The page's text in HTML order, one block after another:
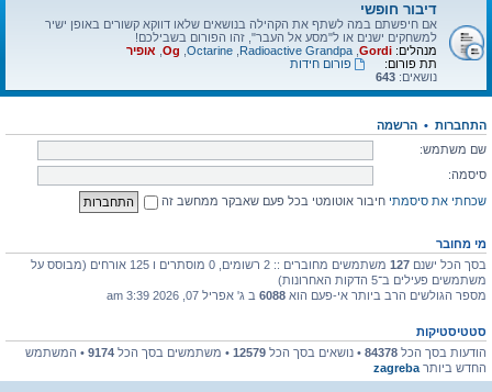
דיבור חופשי
אם חיפשתם במה לשתף את הקהילה בנושאים שלאו דווקא קשורים באופן ישיר
למשחקים ישנים או ל"מסע אל העבר", זהו הפורום בשבילכם!
מנהלים: Gordi
Radioactive Grandpa
Octarine
Og אופיר
תת פורום:
פורום חידות
נושאים: 643
התחברות • הרשמה
שם משתמש:
סיסמה:
שכחתי את סיסמתי חיבור אוטומטי בכל פעם שאבקר ממחשב זה
מי מחובר
בסך הכל ישנם 127
משתמשים מחוברים :: 2 רשומים, 0 מוסתרים ו 125 אורחים (מבוסס על
משתמשים פעילים ב־5 הדקות האחרונות)
מספר הגולשים הרב ביותר אי-פעם הוא 6088 ב ג' אפריל 07, 2026 3:39 am
סטטיסטיקות
הודעות בסך הכל 84378 • נושאים בסך הכל 12579 • משתמשים בסך הכל 9174 • המשתמש
החדש ביותר zagreba